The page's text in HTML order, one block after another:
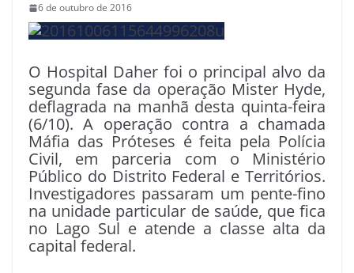
6 de outubro de 2016
O Hospital Daher foi o principal alvo da
segunda fase da operação Mister Hyde,
deflagrada na manhã desta quinta-feira
(6/10). A operação contra a chamada
Máfia das Próteses é feita pela Polícia
Civil, em parceria com o Ministério
Público do Distrito Federal e Territórios.
Investigadores passaram um pente-fino
na unidade particular de saúde, que fica
no Lago Sul e atende a classe alta da
capital federal.